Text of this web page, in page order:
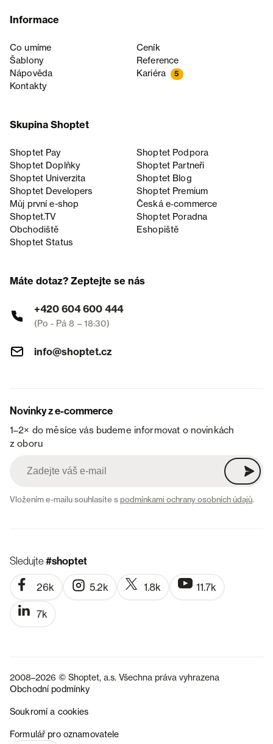
Informace
Co umíme
Ceník
Šablony
Reference
Nápověda
Kariéra 5
Kontakty
Skupina Shoptet
Shoptet Pay
Shoptet Podpora
Shoptet Doplňky
Shoptet Partneři
Shoptet Univerzita
Shoptet Blog
Shoptet Developers
Shoptet Premium
Můj první e-shop
Česká e‑commerce
Shoptet.TV
Shoptet Poradna
Obchodiště
Eshopiště
Shoptet Status
Máte dotaz? Zeptejte se nás
+420 604 600 444
(Po - Pá 8 – 18:30)
info@shoptet.cz
Novinky z e-commerce
1–2× do měsíce vás budeme informovat o novinkách
z oboru
Vložením e-mailu souhlasíte spodmínkami ochrany osobních údajů.
Sledujte#shoptet
26k 5.2k 1.8k 11.7k
7k
2008–2026 © Shoptet, a.s. Všechna práva vyhrazena
Obchodní podmínky
Soukromí a cookies
Formulář pro oznamovatele